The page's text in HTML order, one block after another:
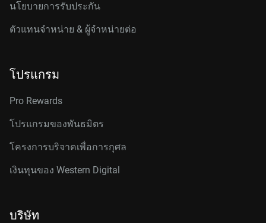
นโยบายการรับประกัน
ตัวแทนจำหน่าย & ผู้จำหน่ายต่อ
โปรแกรม
Pro Rewards
โปรแกรมของพันธมิตร
โครงการบริจาคเพื่อการกุศล
เงินทุนของ Western Digital
บริษัท